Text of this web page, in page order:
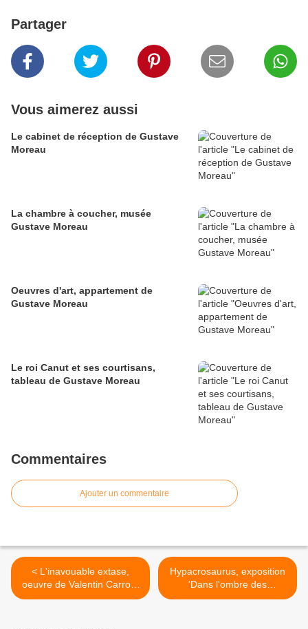
Partager
Vous aimerez aussi
Le cabinet de réception de Gustave
Moreau
La chambre à coucher, musée
Gustave Moreau
Oeuvres d'art, appartement de
Gustave Moreau
Le roi Canut et ses courtisans,
tableau de Gustave Moreau
Commentaires
Ajouter un commentaire
< L'inavouable extase,
oeuvre de Valentin Carron,
palais de Tokyo
Hypacrosaurus, exposition
'Dans l'ombre des
dinosaures' >